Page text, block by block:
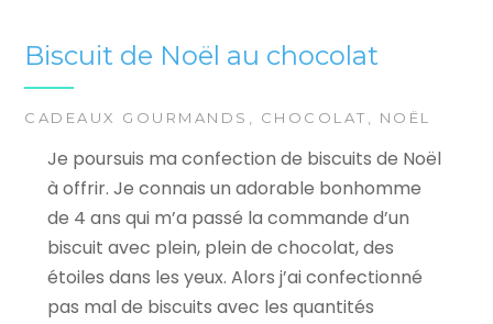
Biscuit de Noël au chocolat
CADEAUX GOURMANDS , CHOCOLAT , NOËL
Je poursuis ma confection de biscuits de Noël
à offrir. Je connais un adorable bonhomme
de 4 ans qui m’a passé la commande d’un
biscuit avec plein, plein de chocolat, des
étoiles dans les yeux. Alors j’ai confectionné
pas mal de biscuits avec les quantités